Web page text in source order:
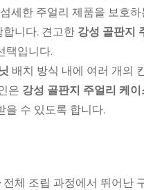
세한 주얼리 제품을 보호
니다. 견고한 강성 골판지
택입니다.
배치 방식 내에 여러 개의
은 강성 골판지 주얼리 케이
을 수 있도록 합니다.
전체 조립 과정에서 뛰어난